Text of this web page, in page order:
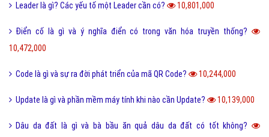
Leader là gì? Các yếu tố một Leader cần có? 10,801,000
Điển cố là gì và ý nghĩa điển có trong văn hóa truyền thống?
10,472,000
Code là gì và sự ra đời phát triển của mã QR Code? 10,244,000
Update là gì và phần mềm máy tính khi nào cần Update? 10,139,000
Dâu da đất là gì và bà bầu ăn quả dâu da đất có tốt không?